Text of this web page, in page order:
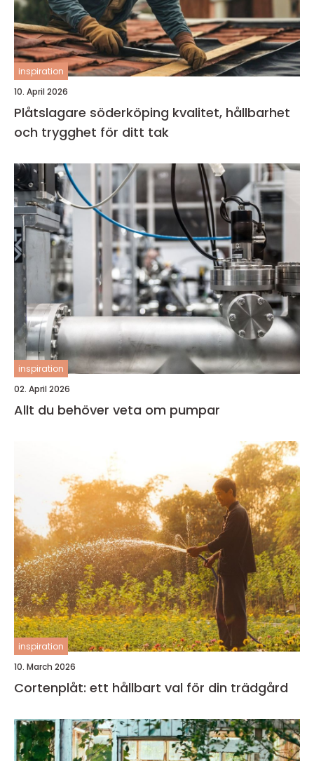
inspiration
10. April 2026
Plåtslagare söderköping kvalitet, hållbarhet
och trygghet för ditt tak
inspiration
02. April 2026
Allt du behöver veta om pumpar
inspiration
10. March 2026
Cortenplåt: ett hållbart val för din trädgård